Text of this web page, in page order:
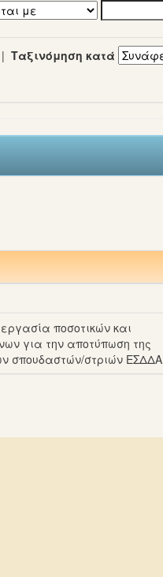
| Ταξινόμηση κατά
ποσοτικών και
για την αποτύπωση της
σπουδαστών/στριών ΕΣΔΔΑ